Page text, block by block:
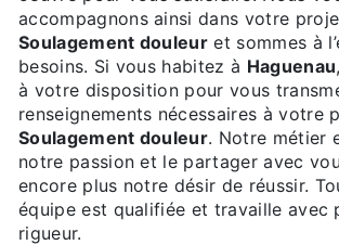
accompagnons ainsi dans votre
Soulagement douleur et sommes à
besoins. Si vous habitez à Haguenau
à votre disposition pour vous
renseignements nécessaires à votre
Soulagement douleur. Notre métier
notre passion et le partager avec
encore plus notre désir de réussir.
équipe est qualifiée et travaille avec
rigueur.